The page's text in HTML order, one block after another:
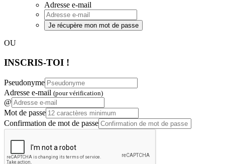
Adresse e-mail
Je récupère mon mot de passe
OU
INSCRIS-TOI !
Pseudonyme
Adresse e-mail (pour vérification)
@
Mot de passe
Confirmation de mot de passe